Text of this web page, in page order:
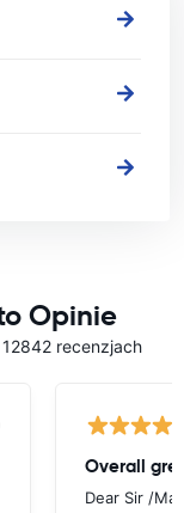
Opinie
recenzjach
Overall
Dear Sir /